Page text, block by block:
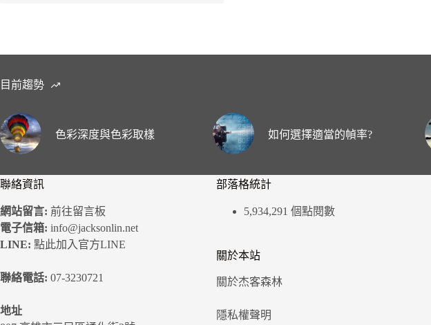
目前趨勢
色彩深度與色彩取樣 如何選擇適當的幀率?
聯絡資訊
網站留言: 前往留言板
電子信箱: info@jacksonlin.net
LINE: 點此加入官方LINE
聯絡電話: 07-3230721
地址
部落格統計
5,934,291 個點閱數
關於本站
關於杰客森林
隱私權聲明